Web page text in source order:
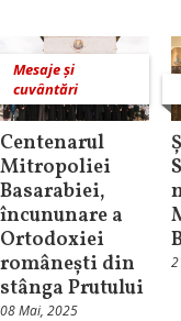
Mesaje și
cuvântări
Centenarul
Mitropoliei
Basarabiei,
încununare a
Ortodoxiei
românești din
stânga Prutului
08 Mai, 2025